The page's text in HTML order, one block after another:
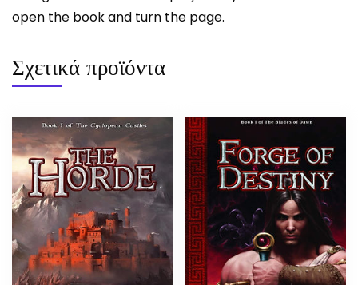
open the book and turn the page.
Σχετικά προϊόντα